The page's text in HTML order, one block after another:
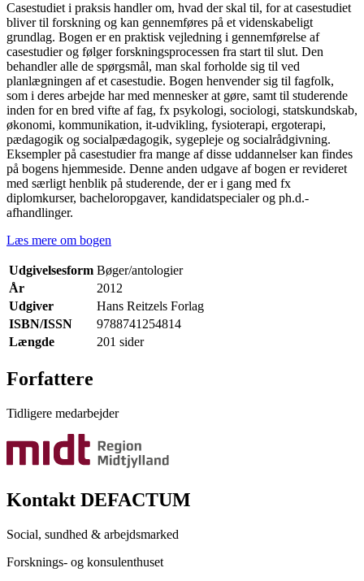
Casestudiet i praksis handler om, hvad der skal til, for at casestudiet
bliver til forskning og kan gennemføres på et videnskabeligt
grundlag. Bogen er en praktisk vejledning i gennemførelse af
casestudier og følger forskningsprocessen fra start til slut. Den
behandler alle de spørgsmål, man skal forholde sig til ved
planlægningen af et casestudie. Bogen henvender sig til fagfolk,
som i deres arbejde har med mennesker at gøre, samt til studerende
inden for en bred vifte af fag, fx psykologi, sociologi, statskundskab,
økonomi, kommunikation, it-udvikling, fysioterapi, ergoterapi,
pædagogik og socialpædagogik, sygepleje og socialrådgivning.
Eksempler på casestudier fra mange af disse uddannelser kan findes
på bogens hjemmeside. Denne anden udgave af bogen er revideret
med særligt henblik på studerende, der er i gang med fx
diplomkurser, bacheloropgaver, kandidatspecialer og ph.d.-
afhandlinger.
Læs mere om bogen
Udgivelsesform Bøger/antologier
År
2012
Udgiver
Hans Reitzels Forlag
ISBN/ISSN
9788741254814
Længde
201 sider
Forfattere
Tidligere medarbejder
Kontakt DEFACTUM
Social, sundhed & arbejdsmarked
Forsknings- og konsulenthuset